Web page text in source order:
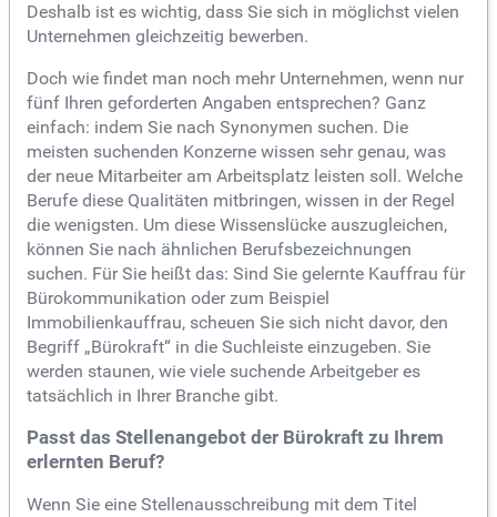
Deshalb ist es wichtig, dass Sie sich in möglichst vielen
Unternehmen gleichzeitig bewerben.
Doch wie findet man noch mehr Unternehmen, wenn nur
fünf Ihren geforderten Angaben entsprechen? Ganz
einfach: indem Sie nach Synonymen suchen. Die
meisten suchenden Konzerne wissen sehr genau, was
der neue Mitarbeiter am Arbeitsplatz leisten soll. Welche
Berufe diese Qualitäten mitbringen, wissen in der Regel
die wenigsten. Um diese Wissenslücke auszugleichen,
können Sie nach ähnlichen Berufsbezeichnungen
suchen. Für Sie heißt das: Sind Sie gelernte Kauffrau für
Bürokommunikation oder zum Beispiel
Immobilienkauffrau, scheuen Sie sich nicht davor, den
Begriff „Bürokraft“ in die Suchleiste einzugeben. Sie
werden staunen, wie viele suchende Arbeitgeber es
tatsächlich in Ihrer Branche gibt.
Passt das Stellenangebot der Bürokraft zu Ihrem
erlernten Beruf?
Wenn Sie eine Stellenausschreibung mit dem Titel